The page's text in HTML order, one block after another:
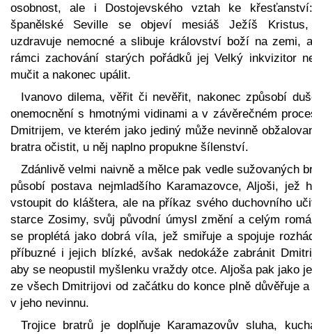
osobnost, ale i Dostojevského vztah ke
španělské Seville se objeví mesiáš Ježíš
uzdravuje nemocné a slibuje království boží na zemi,
rámci zachování starých pořádků jej Velký inkvizitor
mučit a nakonec upálit.
Ivanovo dilema, věřit či nevěřit, nakonec způsobí
onemocnění s hmotnými vidinami a v závěrečném
Dmitrijem, ve kterém jako jediný může nevinně
bratra očistit, u něj naplno propukne šílenství.
Zdánlivě velmi naivně a mělce pak vedle sužovaných
působí postava nejmladšího Karamazovce, Aljoši, jež
vstoupit do kláštera, ale na příkaz svého duchovního
starce Zosimy, svůj původní úmysl změní a celým
se proplétá jako dobrá víla, jež smiřuje a spojuje
příbuzné i jejich blízké, avšak nedokáže zabránit
aby se neopustil myšlenku vraždy otce. Aljoša pak jako
ze všech Dmitrijovi od začátku do konce plně důvěřuje
v jeho nevinnu.
Trojice bratrů je doplňuje Karamazovův sluha,